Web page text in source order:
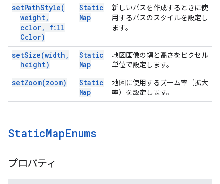
setPathStyle(
weight,
color,
fill
Color)
Static
Map
新しいパスを作成するときに使
用するパスのスタイルを設定し
ます。
setSize(width ,
height)
Static
Map
地図画像の幅と高さをピクセル
単位で設定します。
setZoom(zoom)
Static
Map
地図に使用するズーム率（拡大
率）を設定します。
StaticMapEnums
プロパティ